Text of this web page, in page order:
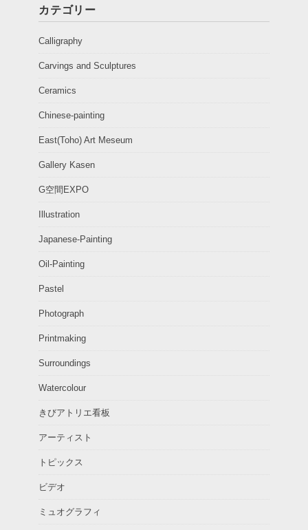
カテゴリー
Calligraphy
Carvings and Sculptures
Ceramics
Chinese-painting
East(Toho) Art Meseum
Gallery Kasen
G空間EXPO
Illustration
Japanese-Painting
Oil-Painting
Pastel
Photograph
Printmaking
Surroundings
Watercolour
きびアトリエ看板
アーティスト
トピックス
ビデオ
ミュオグラフィ